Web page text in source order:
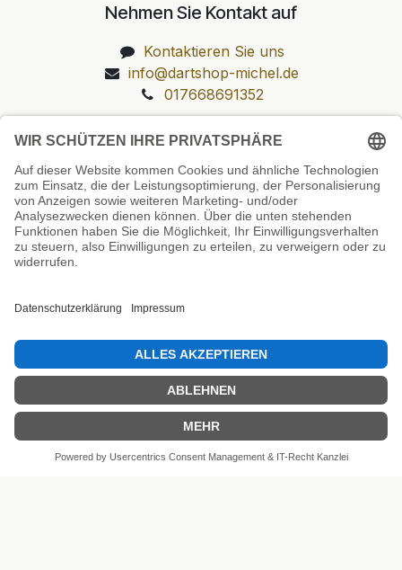
Nehmen Sie Kontakt auf
Kontaktieren Sie uns
info@dartshop-michel.de
017668691352
Unsere Prüfsiegel